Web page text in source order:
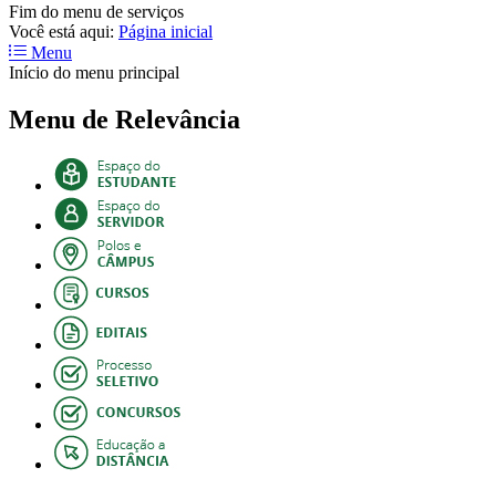
Fim do menu de serviços
Você está aqui: Página inicial
Menu
Início do menu principal
Menu de Relevância